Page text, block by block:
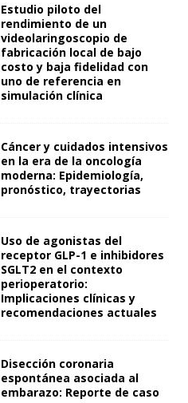
Estudio piloto del
rendimiento de un
videolaringoscopio de
fabricación local de bajo
costo y baja fidelidad con
uno de referencia en
simulación clínica
Cáncer y cuidados intensivos
en la era de la oncología
moderna: Epidemiología,
pronóstico, trayectorias
Uso de agonistas del
receptor GLP-1 e inhibidores
SGLT2 en el contexto
perioperatorio:
Implicaciones clínicas y
recomendaciones actuales
Disección coronaria
espontánea asociada al
embarazo: Reporte de caso